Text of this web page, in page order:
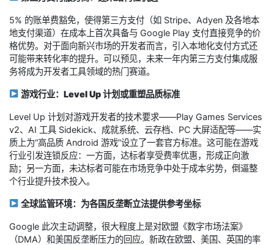
5% 的账单费豁免，使得第三方支付（如 Stripe、Adyen 及各地本
地支付渠道）在成本上首次具备与 Google Play 支付直接竞争的价
格优势。对于面向新兴市场的开发者而言，引入本地化支付方式还
可能带来转化率的提升。可以预见，未来一年内第三方支付集成服
务将成为开发者工具领域的热门赛道。
游戏行业：Level Up 计划或重塑品质标准
Level Up 计划对游戏开发者的技术要求——Play Games Services
v2、AI 工具 Sidekick、成就系统、云存档、PC 大屏适配等——实
质上为“高品质 Android 游戏”设立了一套官方标准。这可能在游戏
行业引发连锁反应：一方面，达标者享受费率优惠，形成正向激
励；另一方面，未达标者可能在市场竞争中处于成本劣势，倒逼整
个行业提升技术投入。
全球监管环境：为各国反垄断立法提供参考坐标
Google 此次主动调整，很大程度上是对欧盟《数字市场法案》
（DMA）和美国反垄断压力的回应。新政在欧盟、美国、英国的率